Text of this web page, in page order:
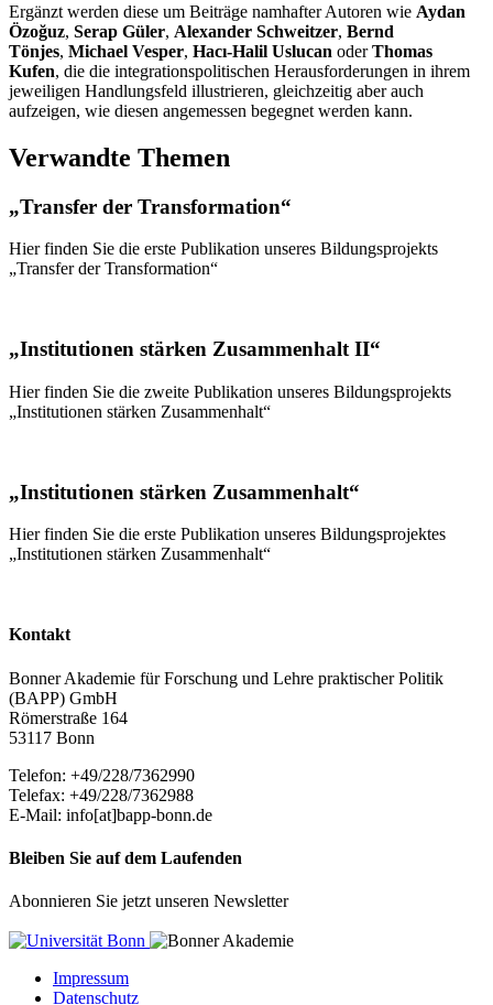
Ergänzt werden diese um Beiträge namhafter Autoren wie Aydan
Özoğuz, Serap Güler, Alexander Schweitzer, Bernd
Tönjes, Michael Vesper, Hacı-Halil Uslucan oderThomas
Kufen, die die integrationspolitischen Herausforderungen in ihrem
jeweiligen Handlungsfeld illustrieren, gleichzeitig aber auch
aufzeigen, wie diesen angemessen begegnet werden kann.
Verwandte Themen
„Transfer der Transformation“
Hier finden Sie die erste Publikation unseres Bildungsprojekts
„Transfer der Transformation“
„Institutionen stärken Zusammenhalt II“
Hier finden Sie die zweite Publikation unseres Bildungsprojekts
„Institutionen stärken Zusammenhalt“
„Institutionen stärken Zusammenhalt“
Hier finden Sie die erste Publikation unseres Bildungsprojektes
„Institutionen stärken Zusammenhalt“
Kontakt
Bonner Akademie für Forschung und Lehre praktischer Politik
(BAPP) GmbH
Römerstraße 164
53117 Bonn
Telefon: +49/228/7362990
Telefax: +49/228/7362988
E-Mail: info[at]bapp-bonn.de
Bleiben Sie auf dem Laufenden
Abonnieren Sie jetzt unseren Newsletter
Impressum
Datenschutz